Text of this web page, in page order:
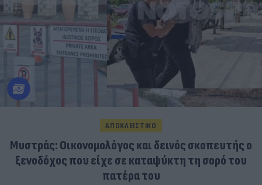
ΑΠΟΚΛΕΙΣΤΙΚΟ
Μυστράς: Οικονομολόγος και δεινός σκοπευτής ο
ξενοδόχος που είχε σε καταψύκτη τη σορό του
πατέρα του